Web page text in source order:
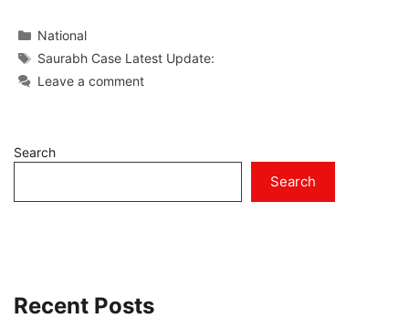
Categories
National
Tags
Saurabh Case Latest Update:
Leave a comment
Search
Search
Recent Posts